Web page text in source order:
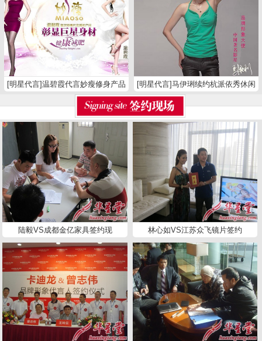
[明星代言]温碧霞代言妙瘦修身产品
[明星代言]马伊琍续约杭派依秀休闲
陆毅VS成都金亿家具签约现 林心如VS江苏众飞镜片签约